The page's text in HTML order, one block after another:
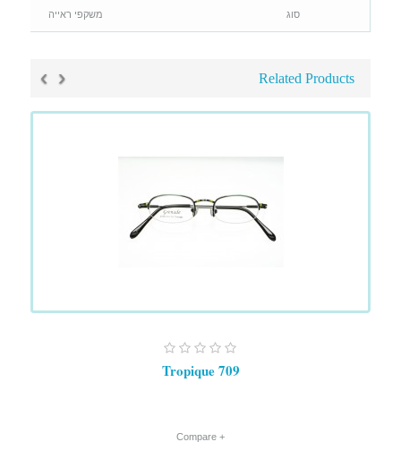
סוג משקפי ראייה
Related Products
‹
›
Tropique 709
+ Compare